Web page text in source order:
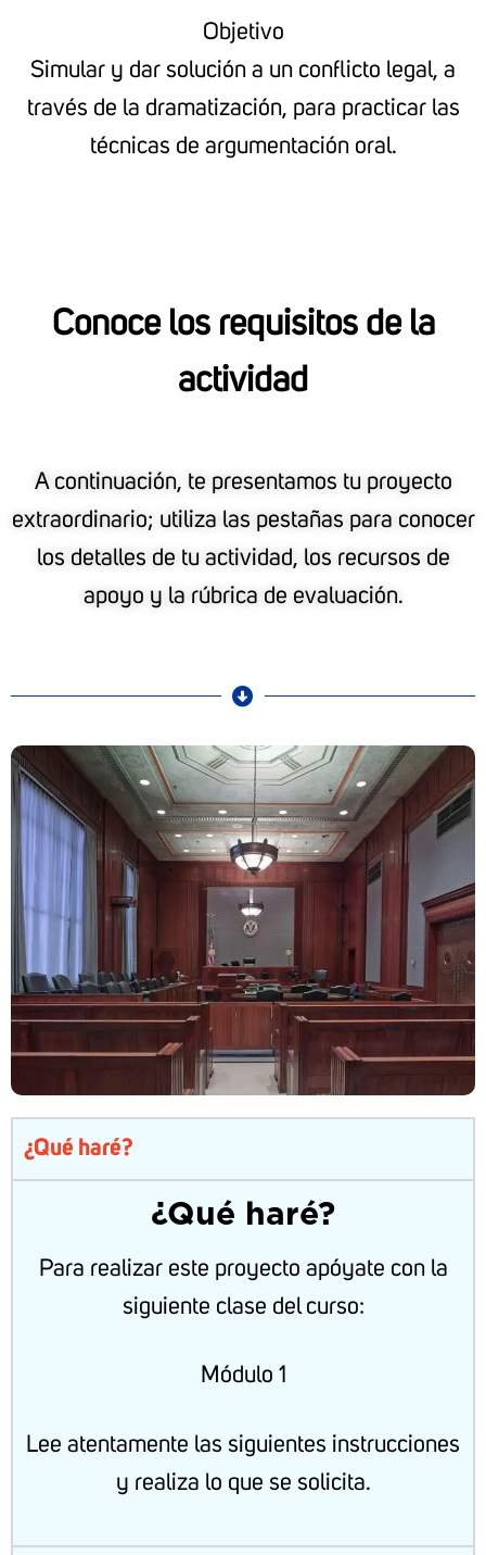
Objetivo
Simular y dar solución a un conflicto legal, a
través de la dramatización, para practicar las
técnicas de argumentación oral.
Conoce los requisitos de la
actividad
A continuación, te presentamos tu proyecto
extraordinario; utiliza las pestañas para conocer
los detalles de tu actividad, los recursos de
apoyo y la rúbrica de evaluación.
¿Qué haré?
¿Qué haré?
Para realizar este proyecto apóyate con la
siguiente clase del curso:
Módulo 1
Lee atentamente las siguientes instrucciones
y realiza lo que se solicita.